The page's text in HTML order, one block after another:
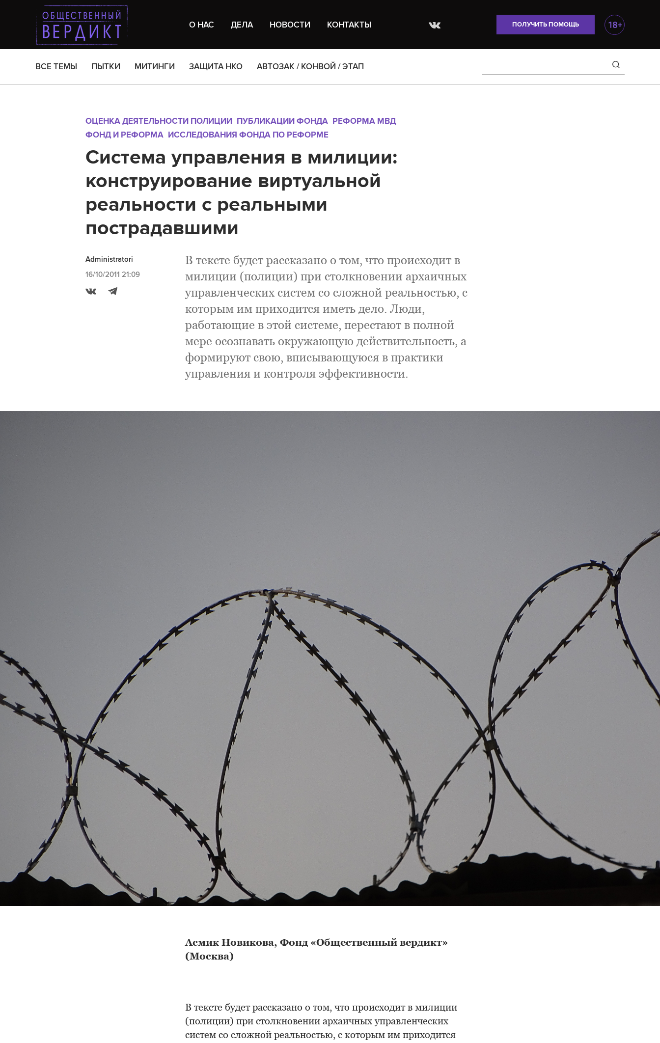
О НАС ДЕЛА НОВОСТИ КОНТАКТЫ ПОЛУЧИТЬ ПОМОЩЬ
ВСЕ ТЕМЫ ПЫТКИ МИТИНГИ ЗАЩИТА НКО АВТОЗАК / КОНВОЙ / ЭТАП
ОЦЕНКА ДЕЯТЕЛЬНОСТИ ПОЛИЦИИ ПУБЛИКАЦИИ ФОНДА РЕФОРМА МВД
ФОНД И РЕФОРМА ИССЛЕДОВАНИЯ ФОНДА ПО РЕФОРМЕ
Система управления в милиции:
конструирование виртуальной
реальности с реальными
пострадавшими
Administratori
16/10/2011 21:09
В тексте будет рассказано о том, что происходит в
милиции (полиции) при столкновении архаичных
управленческих систем со сложной реальностью, с
которым им приходится иметь дело. Люди,
работающие в этой системе, перестают в полной
мере осознавать окружающую действительность, а
формируют свою, вписывающуюся в практики
управления и контроля эффективности.
Асмик Новикова, Фонд «Общественный вердикт»
(Москва)
В тексте будет рассказано о том, что происходит в милиции
(полиции) при столкновении архаичных управленческих
систем со сложной реальностью, с которым им приходится